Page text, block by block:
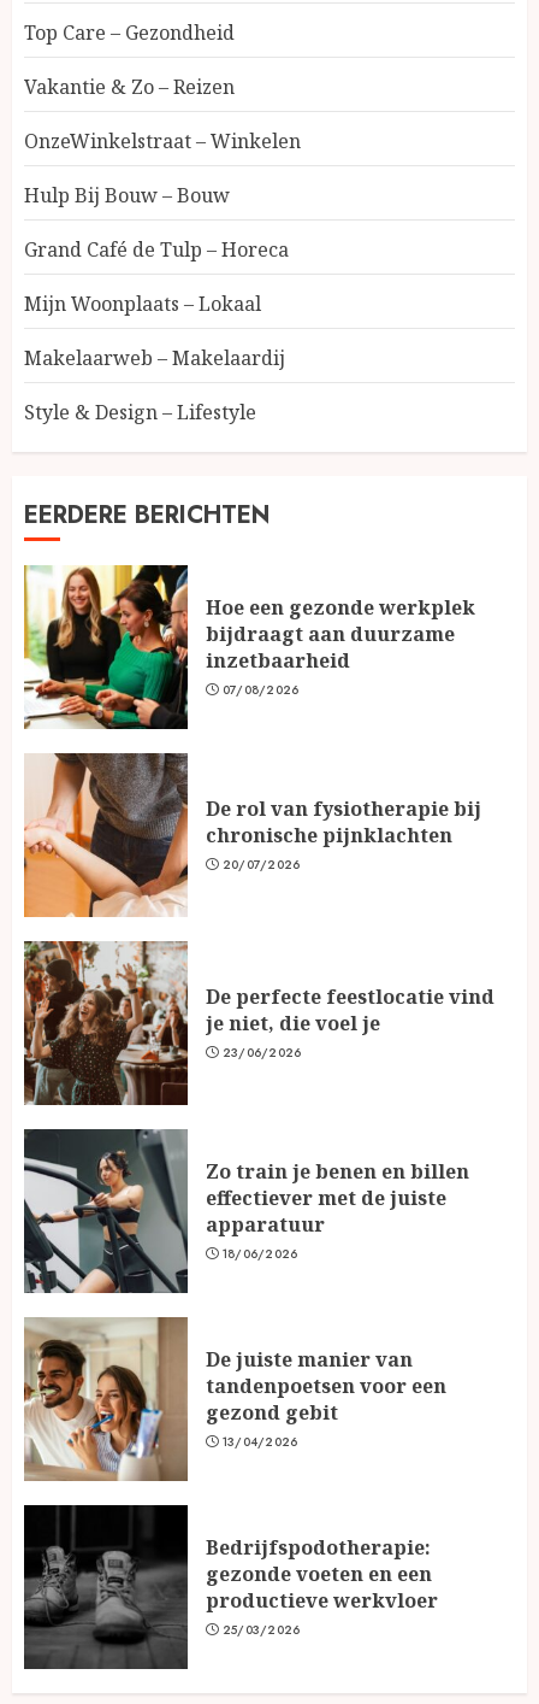
Top Care – Gezondheid
Vakantie & Zo – Reizen
OnzeWinkelstraat – Winkelen
Hulp Bij Bouw – Bouw
Grand Café de Tulp – Horeca
Mijn Woonplaats – Lokaal
Makelaarweb – Makelaardij
Style & Design – Lifestyle
EERDERE BERICHTEN
Hoe een gezonde werkplek
bijdraagt aan duurzame
inzetbaarheid
07/08/2026
De rol van fysiotherapie bij
chronische pijnklachten
20/07/2026
De perfecte feestlocatie vind
je niet, die voel je
23/06/2026
Zo train je benen en billen
effectiever met de juiste
apparatuur
18/06/2026
De juiste manier van
tandenpoetsen voor een
gezond gebit
13/04/2026
Bedrijfspodotherapie:
gezonde voeten en een
productieve werkvloer
25/03/2026